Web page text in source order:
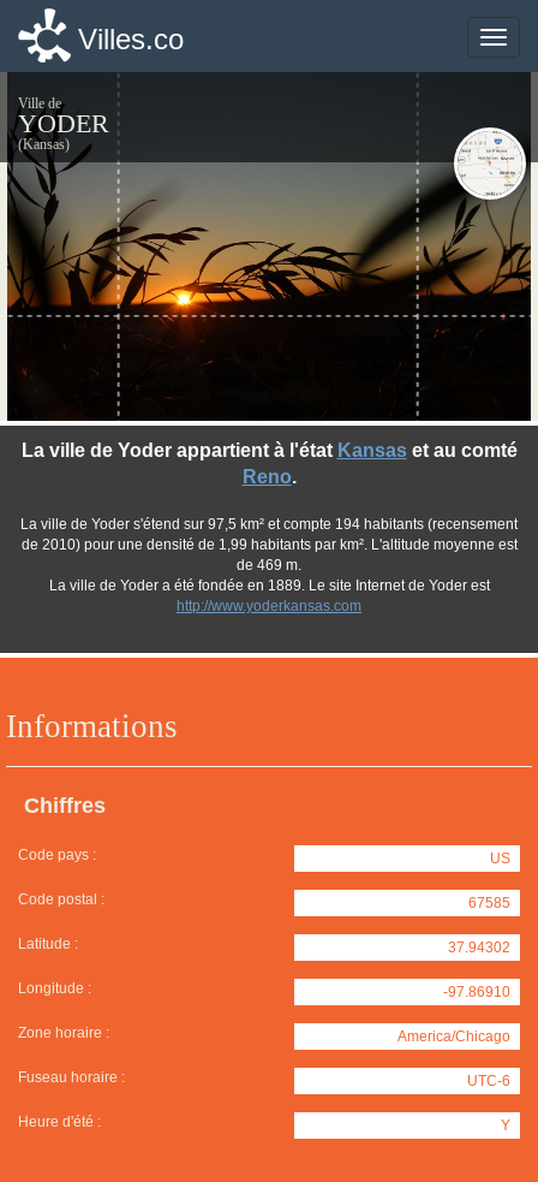
Toggle
Villes.co
Ville de
YODER
(Kansas)
Informations
Chiffres
Code pays : US
Code postal : 67585
Latitude : 37.94302
Longitude : -97.86910
Zone horaire : America/Chicago
Fuseau horaire : UTC-6
Heure d'été : Y
La ville de Yoder appartient à l'état Kansaset au comté
Reno.
La ville de Yoder s'étend sur 97,5 km² et compte 194 habitants (recensement
de 2010) pour une densité de 1,99 habitants par km². L'altitude moyenne est
de 469 m.
La ville de Yoder a été fondée en 1889. Le site Internet de Yoder est
http://www.yoderkansas.com
Toggle
Villes.co